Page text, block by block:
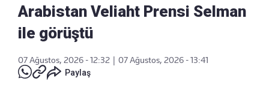
Arabistan Veliaht Prensi Selman
ile görüştü
07 Ağustos, 2026 - 12:32
07 Ağustos, 2026 - 13:41
Paylaş